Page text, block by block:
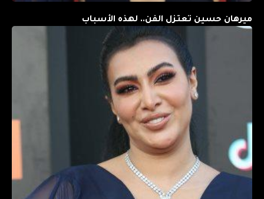
ميرهان حسين تعتزل الفن.. لهذه الأسباب